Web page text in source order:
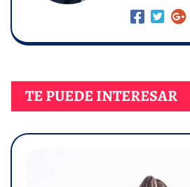
TE PUEDE INTERESAR